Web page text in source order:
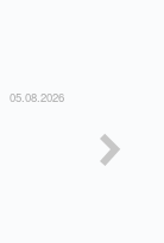
05.08.2026